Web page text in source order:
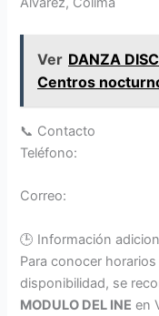
Ver DANZA
Centros
📞 Contacto
Teléfono:
Correo:
🕒 Información
Para conocer
disponibilidad, se
MODULO DEL INE en